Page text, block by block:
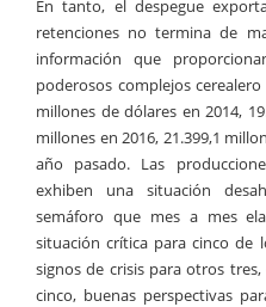
En tanto, el despegue
retenciones no termina de
información que
poderosos complejos
millones de dólares en 2014,
millones en 2016, 21.399,1
año pasado. Las
exhiben una situación
semáforo que mes a mes
situación crítica para cinco de
signos de crisis para otros
cinco, buenas perspectivas